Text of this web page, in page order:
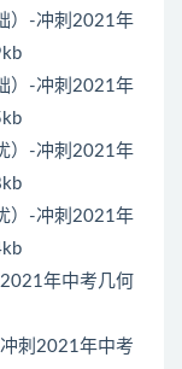
）-冲刺2021年
）-冲刺2021年
）-冲刺2021年
）-冲刺2021年
年中考几何
刺2021年中考